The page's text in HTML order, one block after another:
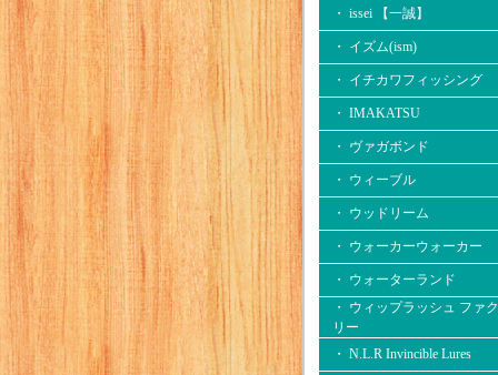
・ issei 【一誠】
・ イズム(ism)
・ イチカワフィッシング
・ IMAKATSU
・ ヴァガボンド
・ ウィーブル
・ ウッドリーム
・ ウォーカーウォーカー
・ ウォーターランド
・ ウィップラッシュ ファ
リー
・ N.L.R Invincible Lures